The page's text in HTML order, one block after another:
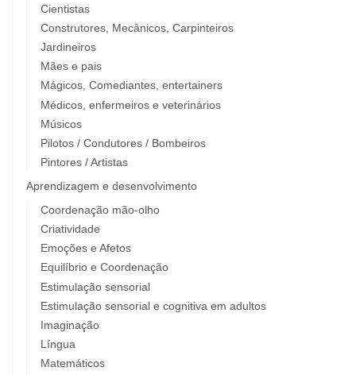
Cientistas
Construtores, Mecânicos, Carpinteiros
Jardineiros
Mães e pais
Mágicos, Comediantes, entertainers
Médicos, enfermeiros e veterinários
Músicos
Pilotos / Condutores / Bombeiros
Pintores / Artistas
Aprendizagem e desenvolvimento
Coordenação mão-olho
Criatividade
Emoções e Afetos
Equilíbrio e Coordenação
Estimulação sensorial
Estimulação sensorial e cognitiva em adultos
Imaginação
Língua
Matemáticos